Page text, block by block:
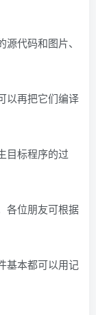
代码和图片、
以再把它们编译
目标程序的过
各位朋友可根据
基本都可以用记